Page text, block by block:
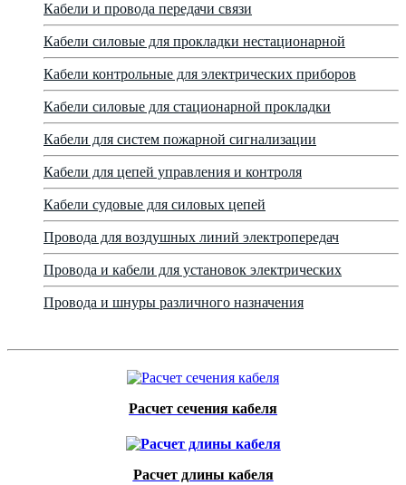
Кабели и провода передачи связи
Кабели силовые для прокладки нестационарной
Кабели контрольные для электрических приборов
Кабели силовые для стационарной прокладки
Кабели для систем пожарной сигнализации
Кабели для цепей управления и контроля
Кабели судовые для силовых цепей
Провода для воздушных линий электропередач
Провода и кабели для установок электрических
Провода и шнуры различного назначения
Расчет сечения кабеля
Расчет длины кабеля